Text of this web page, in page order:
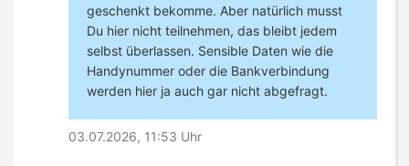
geschenkt bekomme. Aber natürlich musst
Du hier nicht teilnehmen, das bleibt jedem
selbst überlassen. Sensible Daten wie die
Handynummer oder die Bankverbindung
werden hier ja auch gar nicht abgefragt.
03.07.2026, 11:53 Uhr